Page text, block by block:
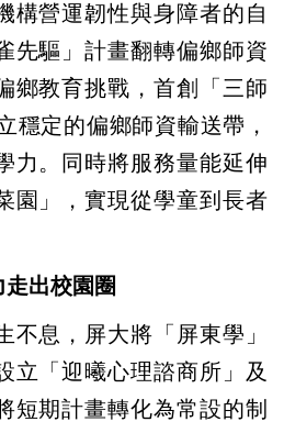
構營運韌性與身障者的自
先驅」計畫翻轉偏鄉師資
鄉教育挑戰，首創「三師
穩定的偏鄉師資輸送帶，
力。同時將服務量能延伸
園」，實現從學童到長者
出校園圈
不息，屏大將「屏東學」
立「迎曦心理諮商所」及
短期計畫轉化為常設的制